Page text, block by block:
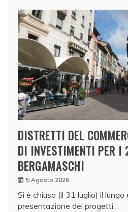
DISTRETTI DEL
DI INVESTIMENTI PER I
BERGAMASCHI
5 Agosto 2026
Si è chiuso (il 31 luglio) il
presentazione dei progetti…